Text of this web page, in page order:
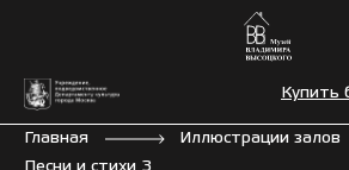
Купить
Главная
Иллюстрации залов
Песни и стихи 3